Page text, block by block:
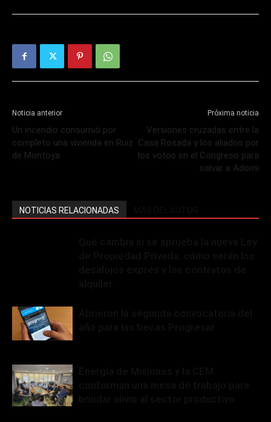
Noticia anterior
Un incendio consumió por
completo una vivienda en Ruiz
de Montoya
Próxima noticia
Versiones cruzadas entre la
Casa Rosada y los aliados por
los votos en el Congreso para
salvar a Adorni
NOTICIAS RELACIONADAS